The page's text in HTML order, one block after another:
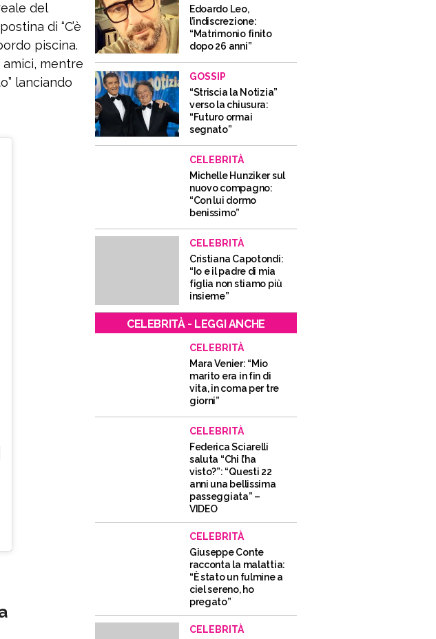
del
di “C’è
piscina.
mentre
lanciando
Edoardo Leo,
l’indiscrezione:
“Matrimonio finito
dopo 26 anni”
GOSSIP
“Striscia la Notizia”
verso la chiusura:
“Futuro ormai
segnato”
CELEBRITÀ
Michelle Hunziker sul
nuovo compagno:
“Con lui dormo
benissimo”
CELEBRITÀ
Cristiana Capotondi:
“Io e il padre di mia
figlia non stiamo più
insieme”
CELEBRITÀ - LEGGI ANCHE
CELEBRITÀ
Mara Venier: “Mio
marito era in fin di
vita, in coma per tre
giorni”
CELEBRITÀ
Federica Sciarelli
saluta “Chi l’ha
visto?”: “Questi 22
anni una bellissima
passeggiata” –
VIDEO
CELEBRITÀ
Giuseppe Conte
racconta la malattia:
“È stato un fulmine a
ciel sereno, ho
pregato”
CELEBRITÀ